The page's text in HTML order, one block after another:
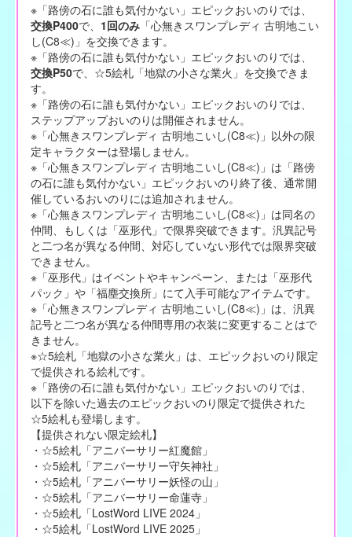
※「路傍の石に誰も気付かない」エピックおいのりでは、
交換P400で、 1回のみ「心無きスワンプレディ 古明地こい
し(C8≪)」を交換できます。
※「路傍の石に誰も気付かない」エピックおいのりでは、
交換P50で、☆5絵札「地獄の小さな業火」を交換できま
す。
※「路傍の石に誰も気付かない」エピックおいのりでは、
ステップアップおいのりは開催されません。
※「心無きスワンプレディ 古明地こいし(C8≪)」以外の限
定キャラクターは登場しません。
※「心無きスワンプレディ 古明地こいし(C8≪)」は「路傍
の石に誰も気付かない」エピックおいのり終了後、通常開
催しているおいのりには追加されません。
※「心無きスワンプレディ 古明地こいし(C8≪)」は同名の
仲間、もしくは「巫形代」で限界突破できます。汎異記号
と二つ名が異なる仲間、対応していない形代では限界突破
できません。
※「巫形代」はイベントやキャンペーン、または「巫形代
パック」や「福塵交換所」にて入手可能なアイテムです。
※「心無きスワンプレディ 古明地こいし(C8≪)」は、汎異
記号と二つ名が異なる仲間専用の衣装に変更することはで
きません。
※☆5絵札「地獄の小さな業火」は、エピックおいのり限定
で提供される絵札です。
※「路傍の石に誰も気付かない」エピックおいのりでは、
以下を除いた過去のエピックおいのり限定で提供された
☆5絵札も登場します。
【提供されない限定絵札】
・☆5絵札「アニバーサリー紅魔館」
・☆5絵札「アニバーサリー守矢神社」
・☆5絵札「アニバーサリー妖怪の山」
・☆5絵札「アニバーサリー命蓮寺」
・☆5絵札「LostWord LIVE 2024」
・☆5絵札「LostWord LIVE 2025」